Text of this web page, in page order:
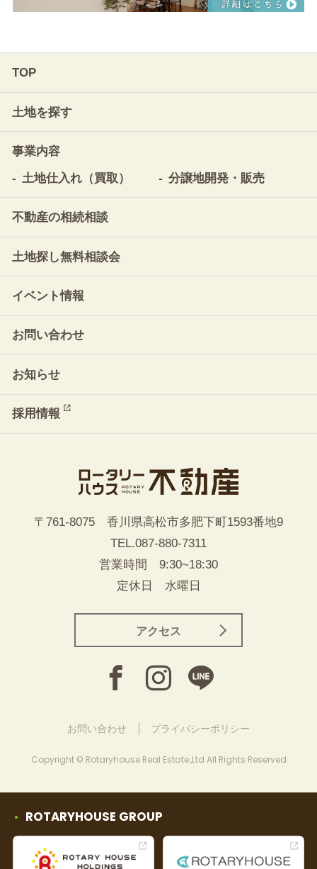
TOP
土地を探す
事業内容
土地仕入れ（買取）
分譲地開発・販売
不動産の相続相談
土地探し無料相談会
イベント情報
お問い合わせ
お知らせ
採用情報
〒761-8075 香川県高松市多肥下町1593番地9
TEL.087-880-7311
営業時間 9:30~18:30
定休日 水曜日
アクセス
お問い合わせ プライバシーポリシー
Copyright © Rotaryhouse Real Estate.,Ltd All Rights Reserved
ROTARYHOUSE GROUP